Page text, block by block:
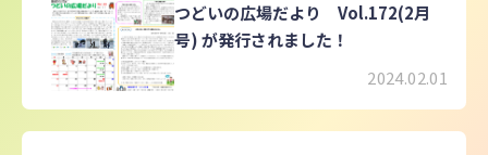
つどいの広場だより Vol.172(2月
号) が発行されました！
2024.02.01